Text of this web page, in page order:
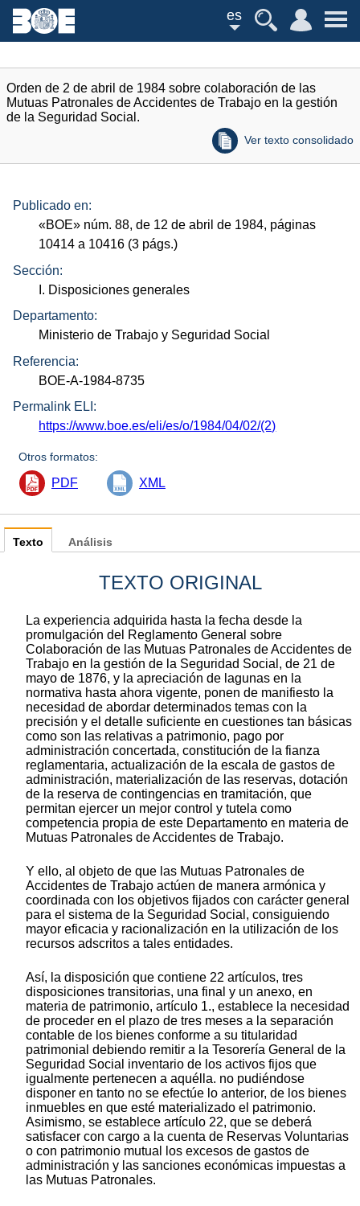
es
Orden de 2 de abril de 1984 sobre colaboración de las
Mutuas Patronales de Accidentes de Trabajo en la gestión
de la Seguridad Social.
Ver texto consolidado
Publicado en:
«BOE» núm. 88, de 12 de abril de 1984, páginas
10414 a 10416 (3 págs.)
Sección:
I. Disposiciones generales
Departamento:
Ministerio de Trabajo y Seguridad Social
Referencia:
BOE-A-1984-8735
Permalink ELI:
https://www.boe.es/eli/es/o/1984/04/02/(2)
Otros formatos:
PDF XML
Texto
TEXTO ORIGINAL
La experiencia adquirida hasta la fecha desde la
promulgación del Reglamento General sobre
Colaboración de las Mutuas Patronales de Accidentes de
Trabajo en la gestión de la Seguridad Social, de 21 de
mayo de 1876, y la apreciación de lagunas en la
normativa hasta ahora vigente, ponen de manifiesto la
necesidad de abordar determinados temas con la
precisión y el detalle suficiente en cuestiones tan básicas
como son las relativas a patrimonio, pago por
administración concertada, constitución de la fianza
reglamentaria, actualización de la escala de gastos de
administración, materialización de las reservas, dotación
de la reserva de contingencias en tramitación, que
permitan ejercer un mejor control y tutela como
competencia propia de este Departamento en materia de
Mutuas Patronales de Accidentes de Trabajo.
Y ello, al objeto de que las Mutuas Patronales de
Accidentes de Trabajo actúen de manera armónica y
coordinada con los objetivos fijados con carácter general
para el sistema de la Seguridad Social, consiguiendo
mayor eficacia y racionalización en la utilización de los
recursos adscritos a tales entidades.
Así, la disposición que contiene 22 artículos, tres
disposiciones transitorias, una final y un anexo, en
materia de patrimonio, artículo 1., establece la necesidad
de proceder en el plazo de tres meses a la separación
contable de los bienes conforme a su titularidad
patrimonial debiendo remitir a la Tesorería General de la
Seguridad Social inventario de los activos fijos que
igualmente pertenecen a aquélla. no pudiéndose
disponer en tanto no se efectúe lo anterior, de los bienes
inmuebles en que esté materializado el patrimonio.
Asimismo, se establece artículo 22, que se deberá
satisfacer con cargo a la cuenta de Reservas Voluntarias
o con patrimonio mutual los excesos de gastos de
administración y las sanciones económicas impuestas a
las Mutuas Patronales.
Análisis